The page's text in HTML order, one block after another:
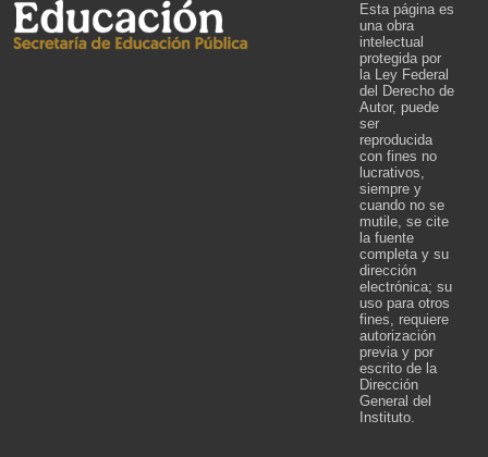
Esta página es
una obra
intelectual
protegida por
la Ley Federal
del Derecho de
Autor, puede
ser
reproducida
con fines no
lucrativos,
siempre y
cuando no se
mutile, se cite
la fuente
completa y su
dirección
electrónica; su
uso para otros
fines, requiere
autorización
previa y por
escrito de la
Dirección
General del
Instituto.